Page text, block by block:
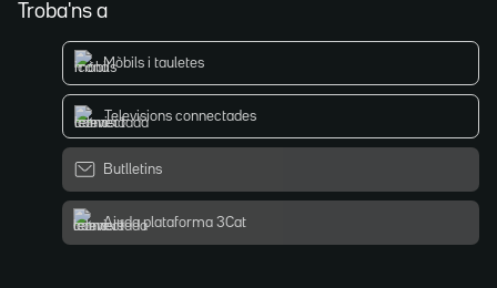
Troba'ns a
Mòbils i tauletes
Televisions connectades
Butlletins
Ajuda plataforma 3Cat